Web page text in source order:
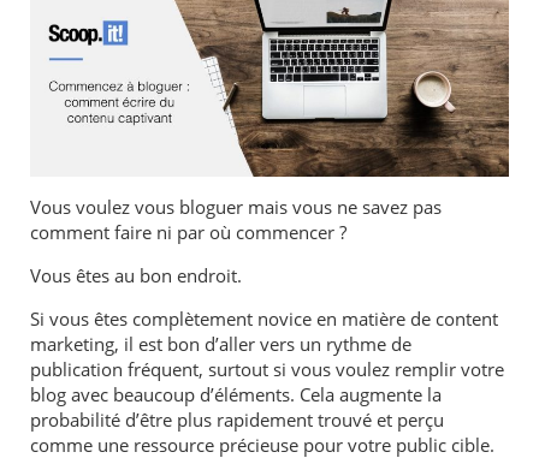
Vous voulez vous bloguer mais vous ne savez pas
comment faire ni par où commencer ?
Vous êtes au bon endroit.
Si vous êtes complètement novice en matière de content
marketing, il est bon d’aller vers un rythme de
publication fréquent, surtout si vous voulez remplir votre
blog avec beaucoup d’éléments. Cela augmente la
probabilité d’être plus rapidement trouvé et perçu
comme une ressource précieuse pour votre public cible.